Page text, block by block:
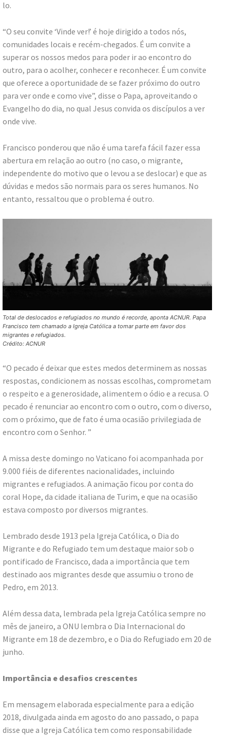
lo.
“O seu convite ‘Vinde ver!’ é hoje dirigido a todos nós,
comunidades locais e recém-chegados. É um convite a
superar os nossos medos para poder ir ao encontro do
outro, para o acolher, conhecer e reconhecer. É um convite
que oferece a oportunidade de se fazer próximo do outro
para ver onde e como vive”, disse o Papa, aproveitando o
Evangelho do dia, no qual Jesus convida os discípulos a ver
onde vive.
Francisco ponderou que não é uma tarefa fácil fazer essa
abertura em relação ao outro (no caso, o migrante,
independente do motivo que o levou a se deslocar) e que as
dúvidas e medos são normais para os seres humanos. No
entanto, ressaltou que o problema é outro.
Total de deslocados e refugiados no mundo é recorde, aponta ACNUR. Papa
Francisco tem chamado a Igreja Católica a tomar parte em favor dos
migrantes e refugiados.
Crédito: ACNUR
“O pecado é deixar que estes medos determinem as nossas
respostas, condicionem as nossas escolhas, comprometam
o respeito e a generosidade, alimentem o ódio e a recusa. O
pecado é renunciar ao encontro com o outro, com o diverso,
com o próximo, que de fato é uma ocasião privilegiada de
encontro com o Senhor. ”
A missa deste domingo no Vaticano foi acompanhada por
9.000 fiéis de diferentes nacionalidades, incluindo
migrantes e refugiados. A animação ficou por conta do
coral Hope, da cidade italiana de Turim, e que na ocasião
estava composto por diversos migrantes.
Lembrado desde 1913 pela Igreja Católica, o Dia do
Migrante e do Refugiado tem um destaque maior sob o
pontificado de Francisco, dada a importância que tem
destinado aos migrantes desde que assumiu o trono de
Pedro, em 2013.
Além dessa data, lembrada pela Igreja Católica sempre no
mês de janeiro, a ONU lembra o Dia Internacional do
Migrante em 18 de dezembro, e o Dia do Refugiado em 20 de
junho.
Importância e desafios crescentes
Em mensagem elaborada especialmente para a edição
2018, divulgada ainda em agosto do ano passado, o papa
disse que a Igreja Católica tem como responsabilidade